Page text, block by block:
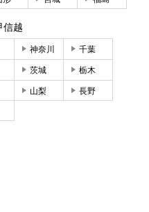
信越
神奈川 千葉
茨城 栃木
山梨 長野